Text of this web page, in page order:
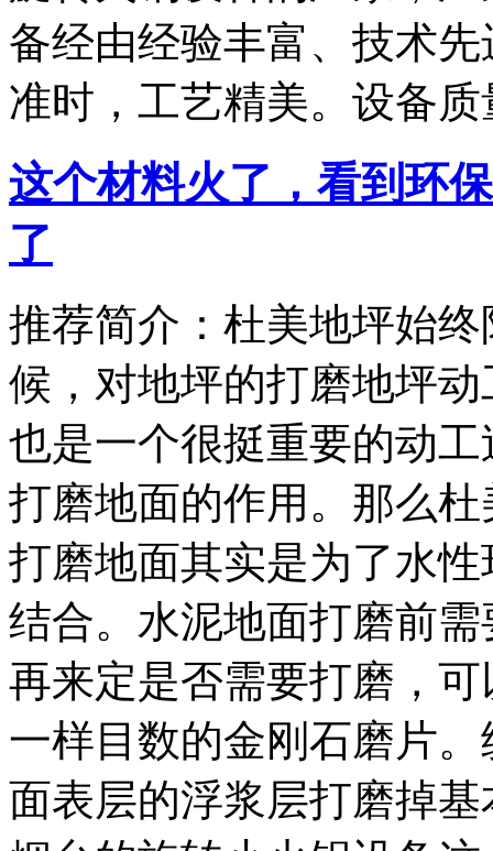
备经由经验丰富、技术
准时，工艺精美。设备质
这个材料火了，看到环
了
推荐简介：杜美地坪始
候，对地坪的打磨地坪
也是一个很挺重要的动
打磨地面的作用。那么
打磨地面其实是为了水
结合。水泥地面打磨前
再来定是否需要打磨，
一样目数的金刚石磨片
面表层的浮浆层打磨掉基